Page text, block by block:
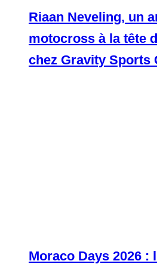
Riaan Neveling, un
motocross à la tête
chez Gravity Sports
Moraco Days 2026 :